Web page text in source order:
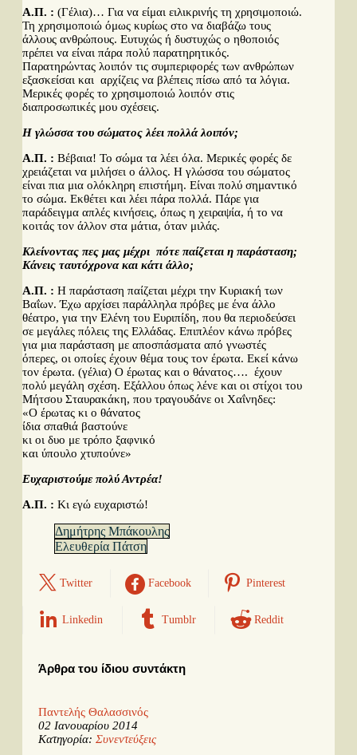
Α.Π. : (Γέλια)… Για να είμαι ειλικρινής τη χρησιμοποιώ.
Τη χρησιμοποιώ όμως κυρίως στο να διαβάζω τους
άλλους ανθρώπους. Ευτυχώς ή δυστυχώς ο ηθοποιός
πρέπει να είναι πάρα πολύ παρατηρητικός.
Παρατηρώντας λοιπόν τις συμπεριφορές των ανθρώπων
εξασκείσαι και αρχίζεις να βλέπεις πίσω από τα λόγια.
Μερικές φορές το χρησιμοποιώ λοιπόν στις
διαπροσωπικές μου σχέσεις.
Η γλώσσα του σώματος λέει πολλά λοιπόν;
Α.Π. : Βέβαια! Το σώμα τα λέει όλα. Μερικές φορές δε
χρειάζεται να μιλήσει ο άλλος. Η γλώσσα του σώματος
είναι πια μια ολόκληρη επιστήμη. Είναι πολύ σημαντικό
το σώμα. Εκθέτει και λέει πάρα πολλά. Πάρε για
παράδειγμα απλές κινήσεις, όπως η χειραψία, ή το να
κοιτάς τον άλλον στα μάτια, όταν μιλάς.
Κλείνοντας πες μας μέχρι πότε παίζεται η παράσταση;
Κάνεις ταυτόχρονα και κάτι άλλο;
Α.Π. : Η παράσταση παίζεται μέχρι την Κυριακή των
Βαΐων. Έχω αρχίσει παράλληλα πρόβες με ένα άλλο
θέατρο, για την Ελένη του Ευριπίδη, που θα περιοδεύσει
σε μεγάλες πόλεις της Ελλάδας. Επιπλέον κάνω πρόβες
για μια παράσταση με αποσπάσματα από γνωστές
όπερες, οι οποίες έχουν θέμα τους τον έρωτα. Εκεί κάνω
τον έρωτα. (γέλια) Ο έρωτας και ο θάνατος…. έχουν
πολύ μεγάλη σχέση. Εξάλλου όπως λένε και οι στίχοι του
Μήτσου Σταυρακάκη, που τραγουδάνε οι Χαΐνηδες:
«Ο έρωτας κι ο θάνατος
ίδια σπαθιά βαστούνε
κι οι δυο με τρόπο ξαφνικό
και ύπουλο χτυπούνε»
Ευχαριστούμε πολύ Αντρέα!
Α.Π. : Κι εγώ ευχαριστώ!
Δημήτρης Μπάκουλης
Ελευθερία Πάτση
Twitter Facebook Pinterest
Linkedin Tumblr Reddit
Άρθρα του ίδιου συντάκτη
Παντελής Θαλασσινός
02 Ιανουαρίου 2014
Κατηγορία: Συνεντεύξεις